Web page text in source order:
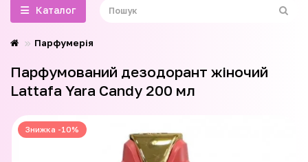
Каталог
Парфумерія
Парфумований дезодорант жіночий
Lattafa Yara Candy 200 мл
Знижка -10%